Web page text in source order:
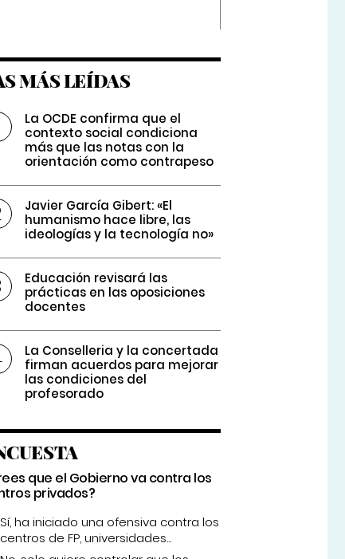
MÁS LEÍDAS
La OCDE confirma que el
contexto social condiciona
más que las notas con la
orientación como contrapeso
Javier García Gibert: «El
humanismo hace libre, las
ideologías y la tecnología no»
Educación revisará las
prácticas en las oposiciones
docentes
La Conselleria y la concertada
firman acuerdos para mejorar
las condiciones del
profesorado
que el Gobierno va contra los
privados?
Sí, ha iniciado una ofensiva contra los
centros de FP, universidades...